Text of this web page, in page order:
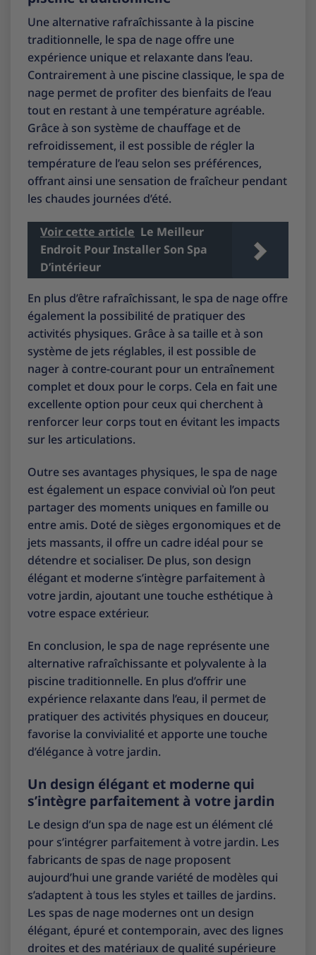
Une alternative rafraîchissante à la piscine
traditionnelle, le spa de nage offre une
expérience unique et relaxante dans l’eau.
Contrairement à une piscine classique, le spa de
nage permet de profiter des bienfaits de l’eau
tout en restant à une température agréable.
Grâce à son système de chauffage et de
refroidissement, il est possible de régler la
température de l’eau selon ses préférences,
offrant ainsi une sensation de fraîcheur pendant
les chaudes journées d’été.
Voir cette article Le Meilleur
Endroit Pour Installer Son Spa
D’intérieur
En plus d’être rafraîchissant, le spa de nage offre
également la possibilité de pratiquer des
activités physiques. Grâce à sa taille et à son
système de jets réglables, il est possible de
nager à contre-courant pour un entraînement
complet et doux pour le corps. Cela en fait une
excellente option pour ceux qui cherchent à
renforcer leur corps tout en évitant les impacts
sur les articulations.
Outre ses avantages physiques, le spa de nage
est également un espace convivial où l’on peut
partager des moments uniques en famille ou
entre amis. Doté de sièges ergonomiques et de
jets massants, il offre un cadre idéal pour se
détendre et socialiser. De plus, son design
élégant et moderne s’intègre parfaitement à
votre jardin, ajoutant une touche esthétique à
votre espace extérieur.
En conclusion, le spa de nage représente une
alternative rafraîchissante et polyvalente à la
piscine traditionnelle. En plus d’offrir une
expérience relaxante dans l’eau, il permet de
pratiquer des activités physiques en douceur,
favorise la convivialité et apporte une touche
d’élégance à votre jardin.
Un design élégant et moderne qui
s’intègre parfaitement à votre jardin
Le design d’un spa de nage est un élément clé
pour s’intégrer parfaitement à votre jardin. Les
fabricants de spas de nage proposent
aujourd’hui une grande variété de modèles qui
s’adaptent à tous les styles et tailles de jardins.
Les spas de nage modernes ont un design
élégant, épuré et contemporain, avec des lignes
droites et des matériaux de qualité supérieure